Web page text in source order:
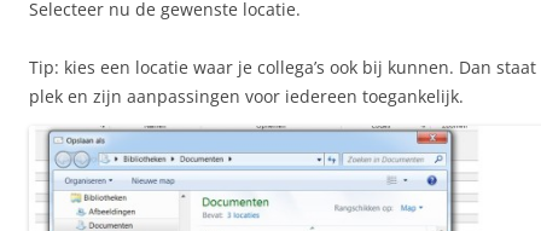
Selecteer nu de gewenste locatie.
Tip: kies een locatie waar je collega’s ook bij kunnen. Dan
plek en zijn aanpassingen voor iedereen toegankelijk.